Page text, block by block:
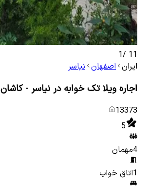
11
/
1
ایران اصفهان نیاسر
اجاره ویلا تک خوابه در نیاسر - کاشان
13373
5
4مهمان
1اتاق خواب